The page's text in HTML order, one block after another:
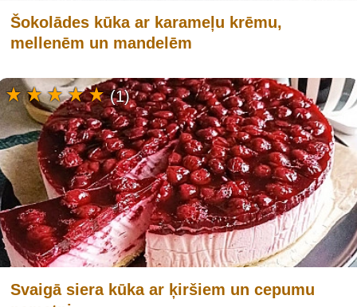
Šokolādes kūka ar karameļu krēmu,
mellenēm un mandelēm
Svaigā siera kūka ar ķiršiem un cepumu
(1)